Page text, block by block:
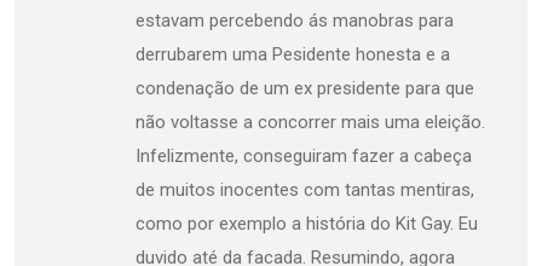
estavam percebendo ás manobras para
derrubarem uma Pesidente honesta e a
condenação de um ex presidente para que
não voltasse a concorrer mais uma eleição.
Infelizmente, conseguiram fazer a cabeça
de muitos inocentes com tantas mentiras,
como por exemplo a história do Kit Gay. Eu
duvido até da facada. Resumindo, agora